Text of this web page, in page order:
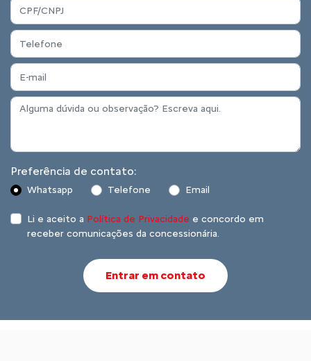
Preferência de contato:
Whatsapp Telefone Email
Li e aceito a Política de Privacidade e concordo em
receber comunicações da concessionária.
Entrar em contato